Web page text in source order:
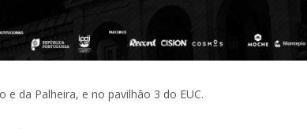
e da Palheira, e no pavilhão 3 do EUC.